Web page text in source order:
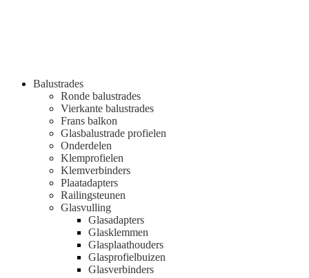
Balustrades
Ronde balustrades
Vierkante balustrades
Frans balkon
Glasbalustrade profielen
Onderdelen
Klemprofielen
Klemverbinders
Plaatadapters
Railingsteunen
Glasvulling
Glasadapters
Glasklemmen
Glasplaathouders
Glasprofielbuizen
Glasverbinders